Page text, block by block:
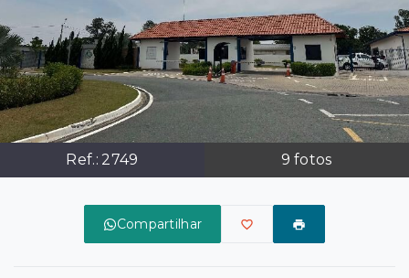
Ref.: 2749 9 fotos
Compartilhar